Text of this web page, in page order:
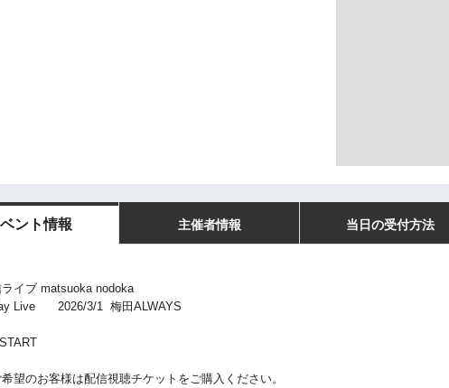
ント情報 主催者情報 当日の受付方法
イブ matsuoka nodoka
Live 2026/3/1 梅田ALWAYS
望のお客様は配信視聴チケットをご購入ください。